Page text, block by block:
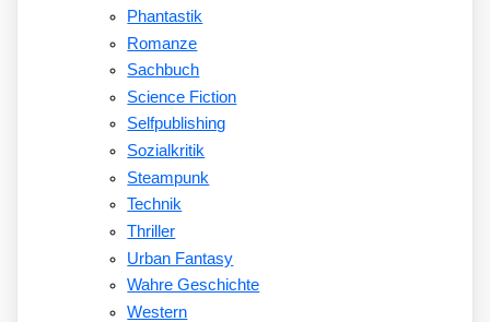
Phantastik
Romanze
Sachbuch
Science Fiction
Selfpublishing
Sozialkritik
Steampunk
Technik
Thriller
Urban Fantasy
Wahre Geschichte
Western